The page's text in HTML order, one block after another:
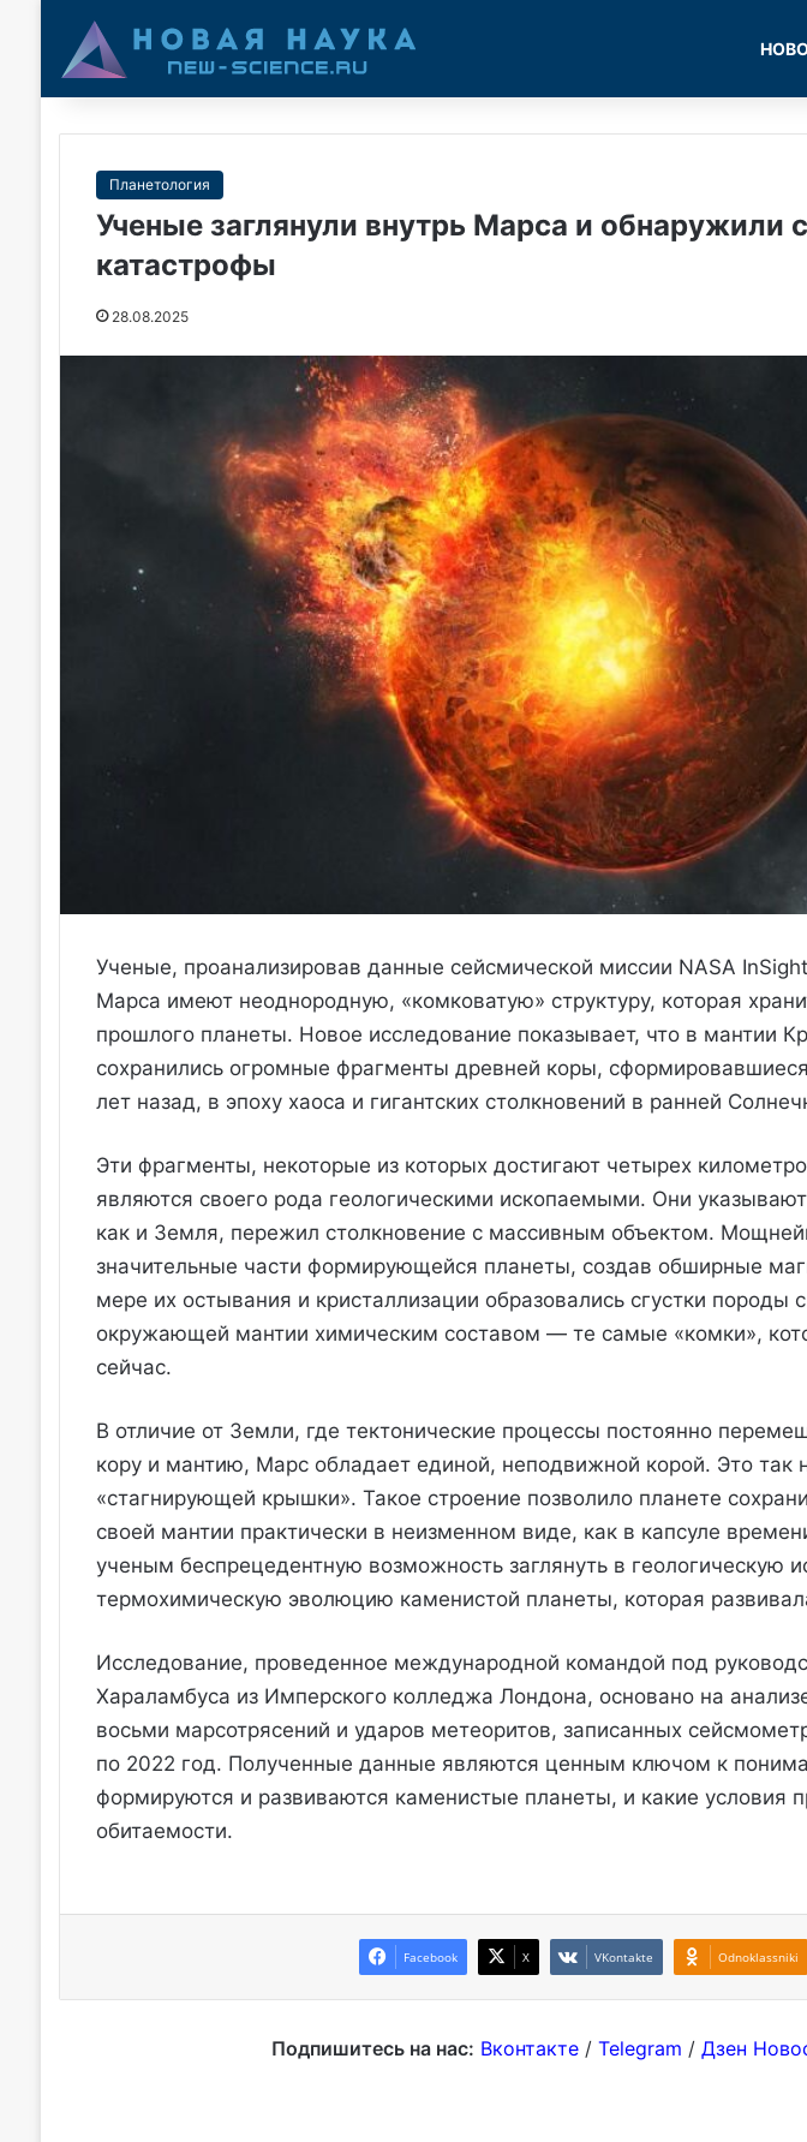
Планетология
Ученые заглянули внутрь Марса и обнаружили
катастрофы
28.08.2025
Ученые, проанализировав данные сейсмической миссии NASA
Марса имеют неоднородную, «комковатую» структуру, которая
прошлого планеты. Новое исследование показывает, что в мантии
сохранились огромные фрагменты древней коры,
лет назад, в эпоху хаоса и гигантских столкновений в ранней
Эти фрагменты, некоторые из которых достигают четырех
являются своего рода геологическими ископаемыми. Они
как и Земля, пережил столкновение с массивным объектом.
значительные части формирующейся планеты, создав обширные
мере их остывания и кристаллизации образовались сгустки породы
окружающей мантии химическим составом — те самые «комки»,
сейчас.
В отличие от Земли, где тектонические процессы постоянно
кору и мантию, Марс обладает единой, неподвижной корой. Это
«стагнирующей крышки». Такое строение позволило планете
своей мантии практически в неизменном виде, как в капсуле
ученым беспрецедентную возможность заглянуть в геологическую
термохимическую эволюцию каменистой планеты, которая
Исследование, проведенное международной командой под
Хараламбуса из Имперского колледжа Лондона, основано на
восьми марсотрясений и ударов метеоритов, записанных
по 2022 год. Полученные данные являются ценным ключом к
формируются и развиваются каменистые планеты, и какие условия
обитаемости.
Facebook X VKontakte Odnoklassniki
Подпишитесь на нас: Вконтакте/ Telegram / Дзен